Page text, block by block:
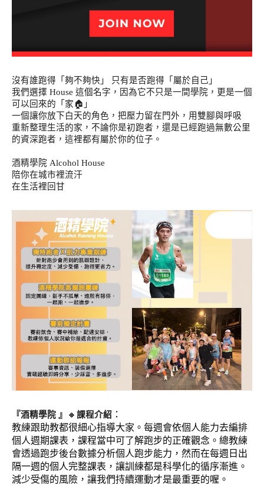
沒有誰跑得「夠不夠快」 只有是否跑得「屬於自己」
我們選擇 House 這個名字，因為它不只是一間學院，更是一個
可以回來的「家🏠」
一個讓你放下白天的角色，把壓力留在門外，用雙腳與呼吸
重新整理生活的家，不論你是初跑者，還是已經跑過無數公里
的資深跑者，這裡都有屬於你的位子。
酒精學院 Alcohol House
陪你在城市裡流汗
在生活裡回甘
『酒精學院 』 🔸 課程介紹 ：
教練跟助教都很細心指導大家。每週會依個人能力去編排
個人週期課表，課程當中可了解跑步的正確觀念。總教練
會透過跑步後台數據分析個人跑步能力，然而在每週日出
隔一週的個人完整課表，讓訓練都是科學化的循序漸進。
減少受傷的風險，讓我們持續運動才是最重要的喔。